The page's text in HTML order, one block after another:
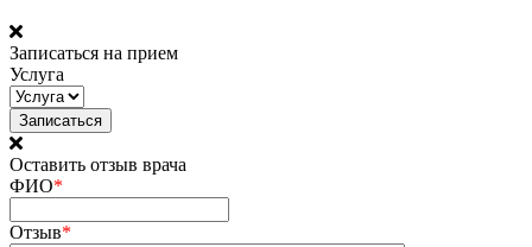
Записаться на прием
Услуга
Оставить отзыв врача
ФИО*
Отзыв*